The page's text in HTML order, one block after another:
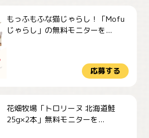
もっふもふな猫じゃらし！「Mofu
じゃらし」の無料モニターを...
応募する
花畑牧場「トロリーヌ 北海道鮭
25g×2本」無料モニターを...